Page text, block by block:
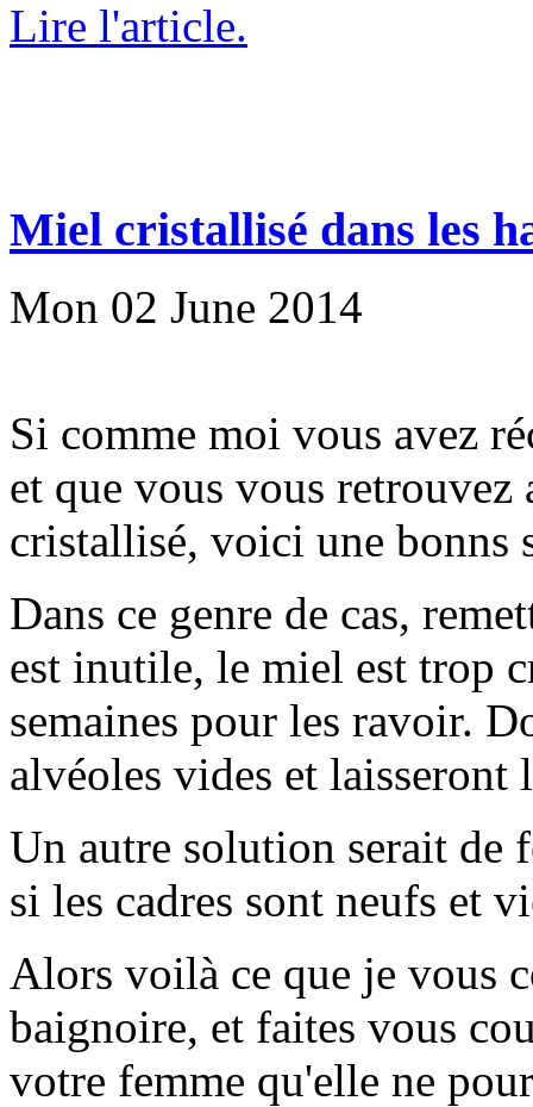
Lire l'article.
Miel cristallisé dans les
Mon 02 June 2014
Si comme moi vous avez
et que vous vous retrouvez
cristallisé, voici une bonns
Dans ce genre de cas,
est inutile, le miel est trop
semaines pour les ravoir.
alvéoles vides et laisseront
Un autre solution serait de
si les cadres sont neufs et
Alors voilà ce que je vous
baignoire, et faites vous
votre femme qu'elle ne